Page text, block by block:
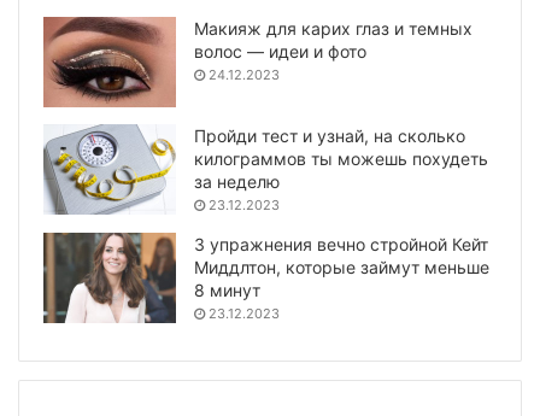
Макияж для карих глаз и темных
волос — идеи и фото
24.12.2023
Пройди тест и узнай, на сколько
килограммов ты можешь похудеть
за неделю
23.12.2023
3 упражнения вечно стройной Кейт
Миддлтон, которые займут меньше
8 минут
23.12.2023